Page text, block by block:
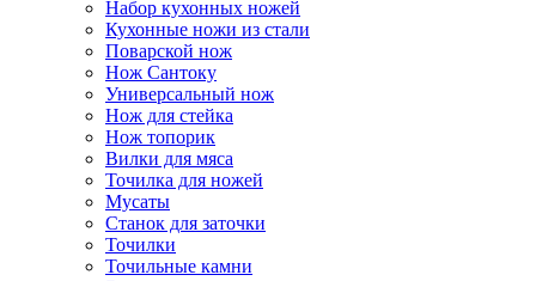
Набор кухонных ножей
Кухонные ножи из стали
Поварской нож
Нож Сантоку
Универсальный нож
Нож для стейка
Нож топорик
Вилки для мяса
Точилка для ножей
Мусаты
Станок для заточки
Точилки
Точильные камни